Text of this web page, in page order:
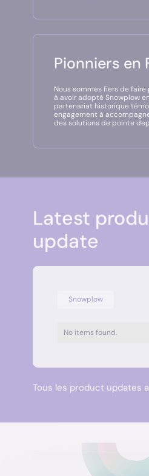
Pionniers en
Nous sommes fiers de
à avoir adopté Snowplow
partenariat historique
engagement à
des solutions de pointe
Latest
update
Snowplow
No items found.
Tous les product updates